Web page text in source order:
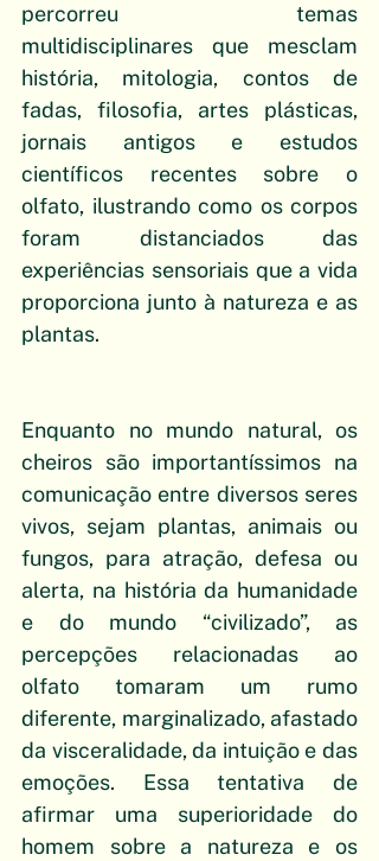
percorreu temas
multidisciplinares que mesclam
história, mitologia, contos de
fadas, filosofia, artes plásticas,
jornais antigos e estudos
científicos recentes sobre o
olfato, ilustrando como os corpos
foram distanciados das
experiências sensoriais que a vida
proporciona junto à natureza e as
plantas.
Enquanto no mundo natural, os
cheiros são importantíssimos na
comunicação entre diversos seres
vivos, sejam plantas, animais ou
fungos, para atração, defesa ou
alerta, na história da humanidade
e do mundo “civilizado”, as
percepções relacionadas ao
olfato tomaram um rumo
diferente, marginalizado, afastado
da visceralidade, da intuição e das
emoções. Essa tentativa de
afirmar uma superioridade do
homem sobre a natureza e os